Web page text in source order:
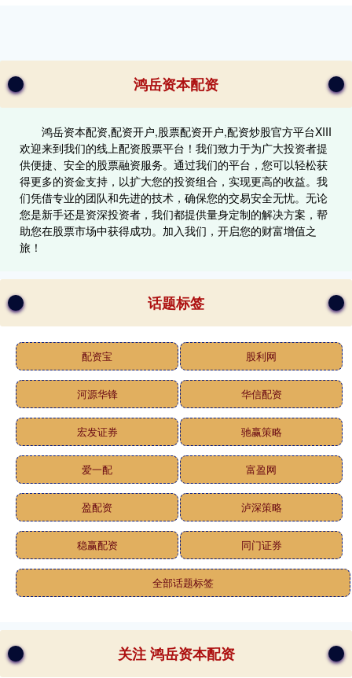
鸿岳资本配资
鸿岳资本配资,配资开户,股票配资开户,配资炒股官方平台XIII‌
欢迎来到我们的线上配资股票平台！我们致力于为广大投资者提
供便捷、安全的股票融资服务。通过我们的平台，您可以轻松获
得更多的资金支持，以扩大您的投资组合，实现更高的收益。我
们凭借专业的团队和先进的技术，确保您的交易安全无忧。无论
您是新手还是资深投资者，我们都提供量身定制的解决方案，帮
助您在股票市场中获得成功。加入我们，开启您的财富增值之
旅！
话题标签
配资宝 股利网
河源华锋 华信配资
宏发证券 驰赢策略
爱一配 富盈网
盈配资 泸深策略
稳赢配资 同门证券
全部话题标签
关注 鸿岳资本配资